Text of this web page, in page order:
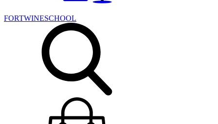
FORTWINESCHOOL